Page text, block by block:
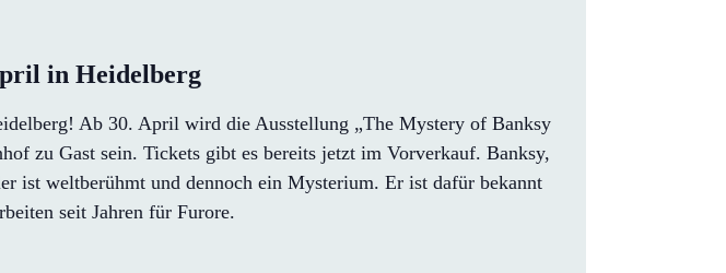
in Heidelberg
Ab 30. April wird die Ausstellung „The Mystery of Banksy
zu Gast sein. Tickets gibt es bereits jetzt im Vorverkauf. Banksy,
ist weltberühmt und dennoch ein Mysterium. Er ist dafür bekannt
seit Jahren für Furore.